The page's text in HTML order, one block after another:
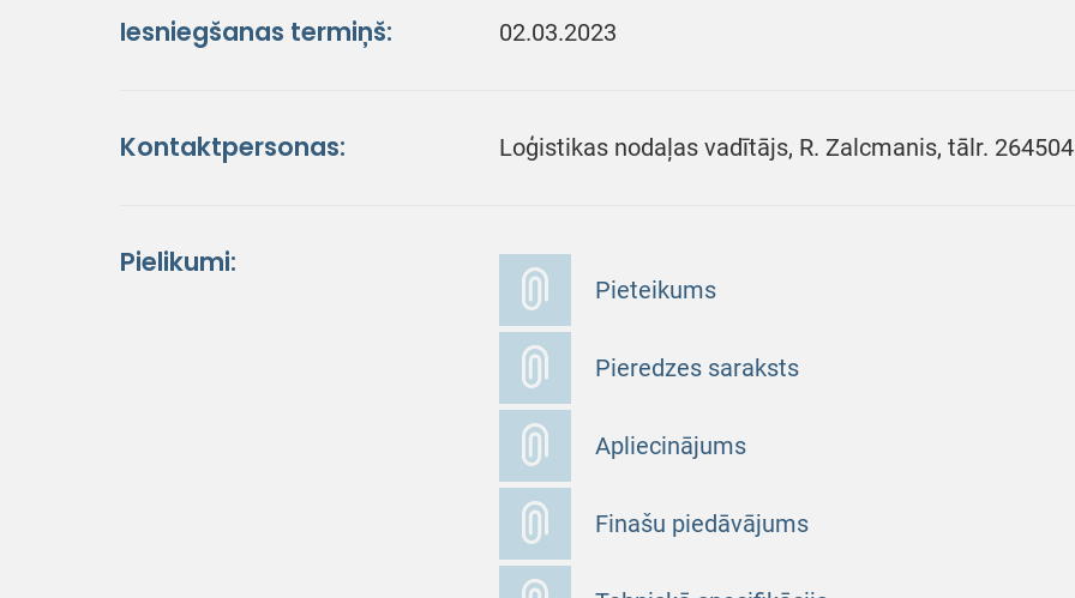
Iesniegšanas termiņš: 02.03.2023
Kontaktpersonas: Loģistikas nodaļas vadītājs, R. Zalcmanis, tālr.
Pielikumi:
Pieteikums
Pieredzes saraksts
Apliecinājums
Finašu piedāvājums